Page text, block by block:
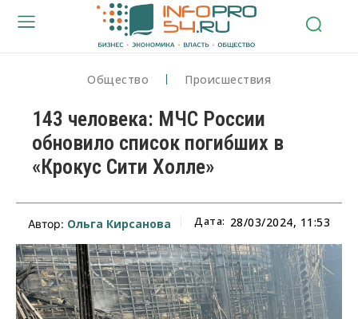
Общество Происшествия
143 человека: МЧС России
обновило список погибших в
«Крокус Сити Холле»
Автор: Ольга Кирсанова Дата: 28/03/2024, 11:53